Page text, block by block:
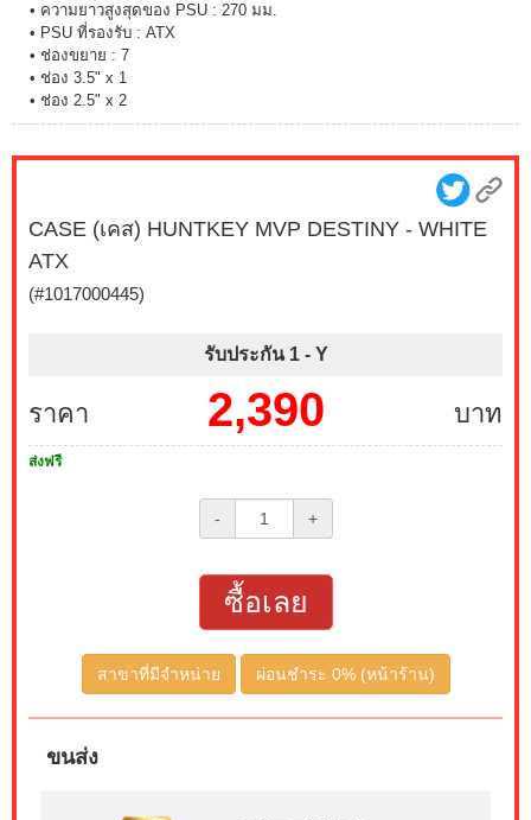
• ความยาวสูงสุดของ PSU : 270 มม.
• PSU ที่รองรับ : ATX
• ช่องขยาย : 7
• ช่อง 3.5" x 1
• ช่อง 2.5" x 2
CASE (เคส) HUNTKEY MVP DESTINY - WHITE
ATX
(#1017000445)
รับประกัน 1 - Y
ราคา บาท
2,390
ส่งฟรี
- +
ซื้อเลย
สาขาที่มีจำหน่าย ผ่อนชำระ 0% (หน้าร้าน)
ขนส่ง